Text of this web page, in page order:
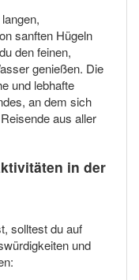
sanften Hügeln
den feinen,
genießen. Die
und lebhafte
an dem sich
aus aller
in der
solltest du auf
und